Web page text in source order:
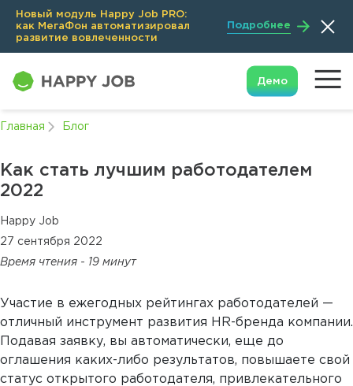
Новый модуль Happy Job PRO:
как МегаФон автоматизировал
развитие вовлеченности
Подробнее
Демо
Главная Блог
Как стать лучшим работодателем
2022
Happy Job
27 сентября 2022
Время чтения - 19 минут
Участие в ежегодных рейтингах работодателей —
отличный инструмент развития HR-бренда компании.
Подавая заявку, вы автоматически, еще до
оглашения каких-либо результатов, повышаете свой
статус открытого работодателя, привлекательного